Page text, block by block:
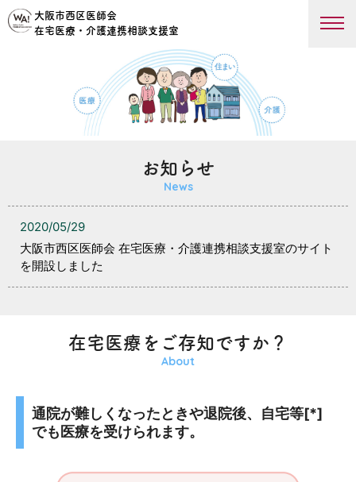
大阪市西区医師会
在宅医療・介護連携相談支援室
お知らせ
News
2020/05/29
大阪市西区医師会 在宅医療・介護連携相談支援室のサイト
を開設しました
在宅医療をご存知ですか？
About
通院が難しくなったときや退院後、自宅等[*]
でも医療を受けられます。